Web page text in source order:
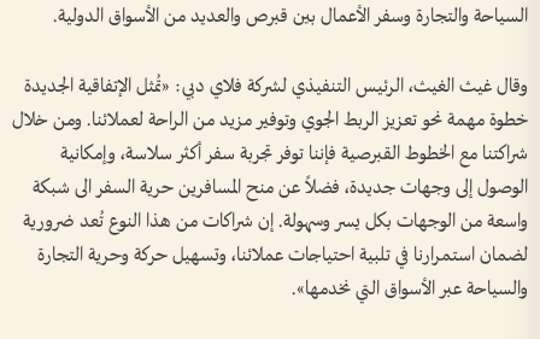
السياحة والتجارة وسفر الأعمال بين قبرص والعديد من الأسواق الدولية.
وقال غيث الغيث، الرئيس التنفيذي لشركة فلاي دبي: «تُمثل الإتفاقية الجديدة
خطوة مهمة نحو تعزيز الربط الجوي وتوفير مزيد من الراحة لعملائنا. ومن خلال
شراكتنا مع الخطوط القبرصية فإننا توفر تجربة سفر أكثر سلاسة، وإمكانية
الوصول إلى وجهات جديدة، فضلاً عن منح المسافرين حرية السفر الى شبكة
واسعة من الوجهات بكل يسر وسهولة. إن شراكات من هذا النوع تُعد ضرورية
لضمان استمرارنا في تلبية احتياجات عملائنا، وتسهيل حركة وحرية التجارة
والسياحة عبر الأسواق التي نخدمها».